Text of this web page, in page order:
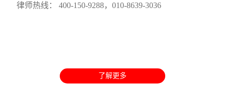
律师热线： 400-150-9288，010-8639-3036
了解更多